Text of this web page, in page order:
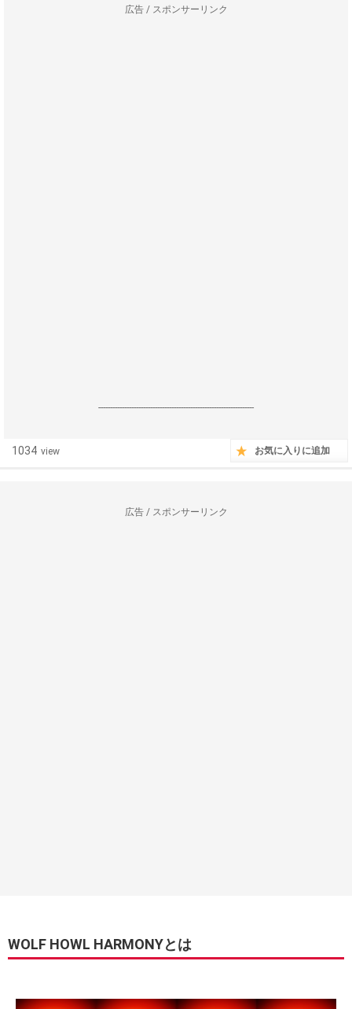
広告 / スポンサーリンク
------------------------------------------------------------------
1034 view お気に入りに追加
広告 / スポンサーリンク
WOLF HOWL HARMONYとは